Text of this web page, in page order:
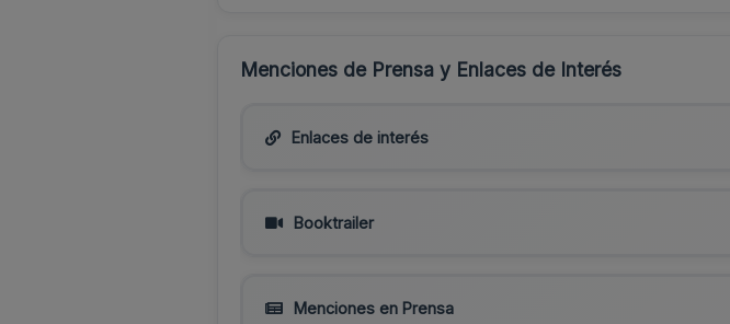
Menciones de Prensa y Enlaces de Interés
Enlaces de interés
Booktrailer
Menciones en Prensa